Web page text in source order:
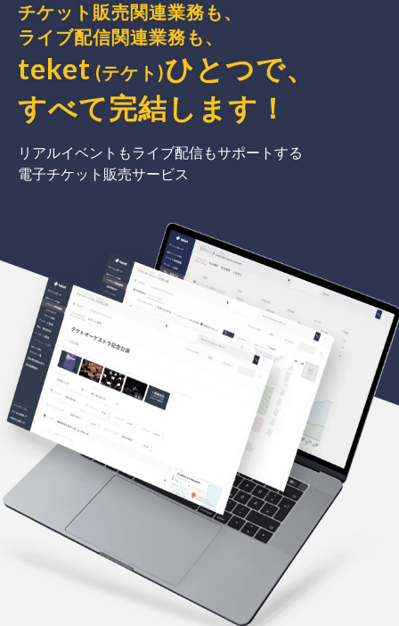
チケット販売関連業務も、
ライブ配信関連業務も、
teket (テケト)ひとつで、
すべて完結 します ！
リアルイベントもライブ配信もサポートする
電子チケット販売サービス